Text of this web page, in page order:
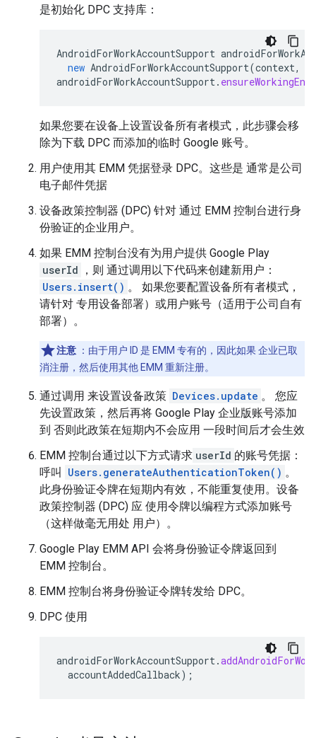
是初始化 DPC 支持库：
AndroidForWorkAccountSupport
new AndroidForWorkAccountSupport(context,
androidForWorkAccountSupport.
如果您要在设备上设置设备所有者模式，此步骤会移
除为下载 DPC 而添加的临时 Google 账号。
用户使用其 EMM 凭据登录 DPC。这些是 通常是公司
电子邮件凭据
设备政策控制器 (DPC) 针对 通过 EMM 控制台进行身
份验证的企业用户。
如果 EMM 控制台没有为用户提供 Google Play
userId
，则 通过调用以下代码来创建新用户：
Users.insert() 。 如果您要配置设备所有者模式，
请针对 专用设备部署）或用户账号（适用于公司自有
部署）。
注意 ：由于用户 ID 是 EMM 专有的，因此如果 企业已取
消注册，然后使用其他 EMM 重新注册。
通过调用 来设置设备政策 Devices.update 。 您应
先设置政策，然后再将 Google Play 企业版账号添加
到 否则此政策在短期内不会应用 一段时间后才会生效
EMM 控制台通过以下方式请求 userId 的账号凭据：
呼叫
Users.generateAuthenticationToken() 。
此身份验证令牌在短期内有效，不能重复使用。设备
政策控制器 (DPC) 应 使用令牌以编程方式添加账号
（这样做毫无用处 用户）。
Google Play EMM API 会将身份验证令牌返回到
EMM 控制台。
EMM 控制台将身份验证令牌转发给 DPC。
DPC 使用
androidForWorkAccountSupport.
accountAddedCallback);